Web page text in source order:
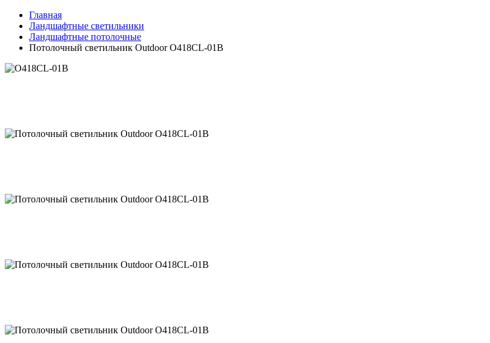
Главная
Ландшафтные светильники
Ландшафтные потолочные
Потолочный светильник Outdoor O418CL-01B